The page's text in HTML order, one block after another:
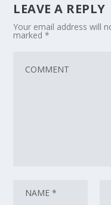
LEAVE A REPLY
Your email address will
marked*